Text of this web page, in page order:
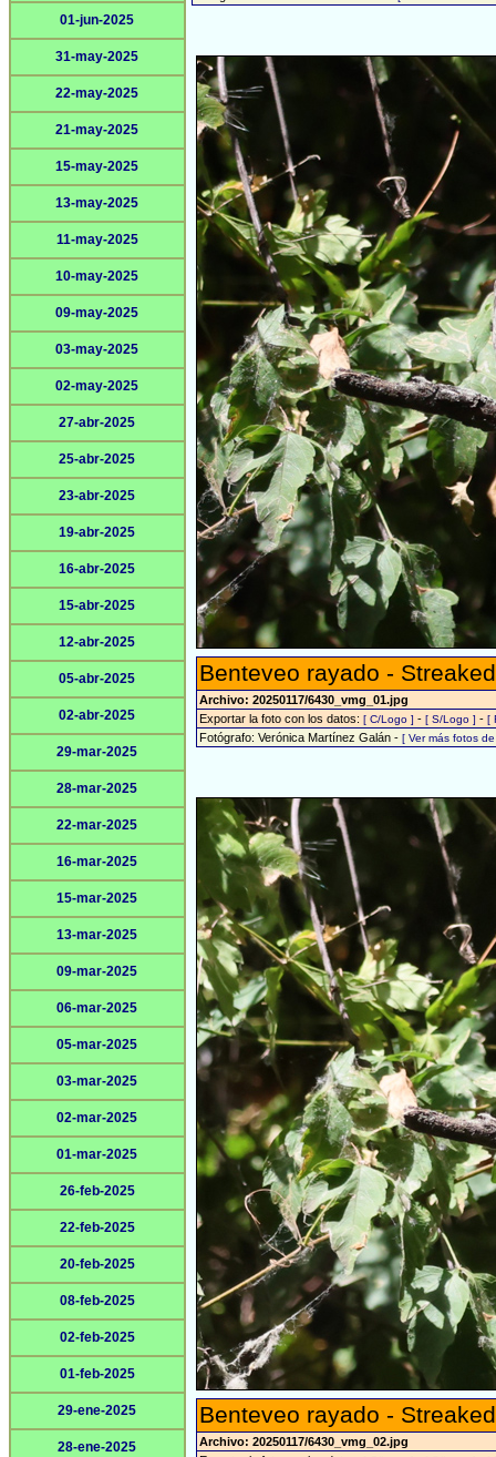
01-jun-2025
31-may-2025
22-may-2025
21-may-2025
15-may-2025
13-may-2025
11-may-2025
10-may-2025
09-may-2025
03-may-2025
02-may-2025
27-abr-2025
25-abr-2025
23-abr-2025
19-abr-2025
16-abr-2025
15-abr-2025
12-abr-2025
05-abr-2025
02-abr-2025
29-mar-2025
28-mar-2025
22-mar-2025
16-mar-2025
15-mar-2025
13-mar-2025
09-mar-2025
06-mar-2025
05-mar-2025
03-mar-2025
02-mar-2025
01-mar-2025
26-feb-2025
22-feb-2025
20-feb-2025
08-feb-2025
02-feb-2025
01-feb-2025
29-ene-2025
28-ene-2025
Benteveo rayado -
Archivo: 20250117/6430_vmg_01.jpg
Exportar la foto con los datos: [ C/Logo ] - [ S/Logo ] - [
Fotógrafo: Verónica Martínez Galán - [ Ver más fotos
Benteveo rayado -
Archivo: 20250117/6430_vmg_02.jpg